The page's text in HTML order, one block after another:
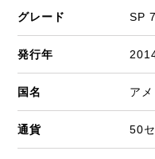
グレード SP
発行年
国名 アメ
通貨 50